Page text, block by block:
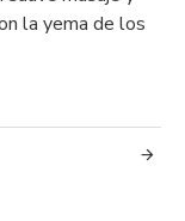
la yema de los